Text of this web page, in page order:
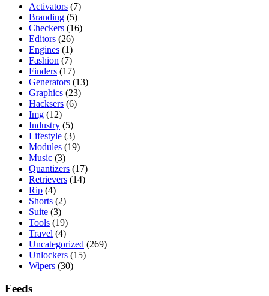
Activators (7)
Branding (5)
Checkers (16)
Editors (26)
Engines (1)
Fashion (7)
Finders (17)
Generators (13)
Graphics (23)
Hacksers (6)
Img (12)
Industry (5)
Lifestyle (3)
Modules (19)
Music (3)
Quantizers (17)
Retrievers (14)
Rip (4)
Shorts (2)
Suite (3)
Tools (19)
Travel (4)
Uncategorized (269)
Unlockers (15)
Wipers (30)
Feeds